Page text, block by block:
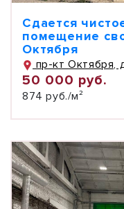
Сдается
помещение
Октября
пр-кт Октября,
50 000 руб.
874 руб./м²